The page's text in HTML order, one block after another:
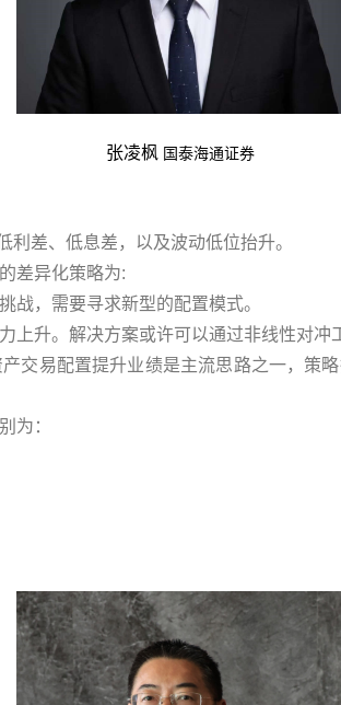
张凌枫 国泰海通证券
利差、低息差，以及波动低位抬升。
差异化策略为:
，需要寻求新型的配置模式。
升。解决方案或许可以通过非线性对冲
交易配置提升业绩是主流思路之一，策
为：